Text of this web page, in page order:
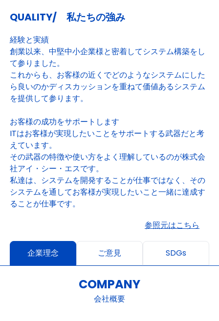
QUALITY/ 私たちの強み
経験と実績
創業以来、中堅中小企業様と密着してシステム構築をし
て参りました。
これからも、お客様の近くでどのようなシステムにした
ら良いのかディスカッションを重ねて価値あるシステム
を提供して参ります。
お客様の成功をサポートします
ITはお客様が実現したいことをサポートする武器だと考
えています。
その武器の特徴や使い方をよく理解しているのが株式会
社アイ・シー・エスです。
私達は、システムを開発することが仕事ではなく、その
システムを通してお客様が実現したいこと一緒に達成す
ることが仕事です。
参照元はこちら
企業理念 ご意見 SDGs
COMPANY
会社概要